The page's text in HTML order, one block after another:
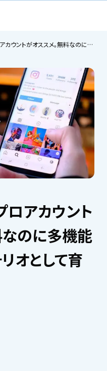
インスタ運用はプロアカウントがオススメ。無料なのに多機能です。【ポートフォリオとして育てるポイント】
ロアカウント
なのに多機能
リオとして育